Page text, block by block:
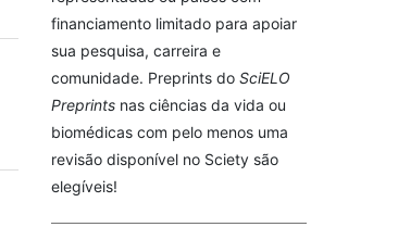
financiamento limitado para apoiar
sua pesquisa, carreira e
comunidade. Preprints do SciELO
Preprintsnas ciências da vida ou
biomédicas com pelo menos uma
revisão disponível no Sciety são
elegíveis!